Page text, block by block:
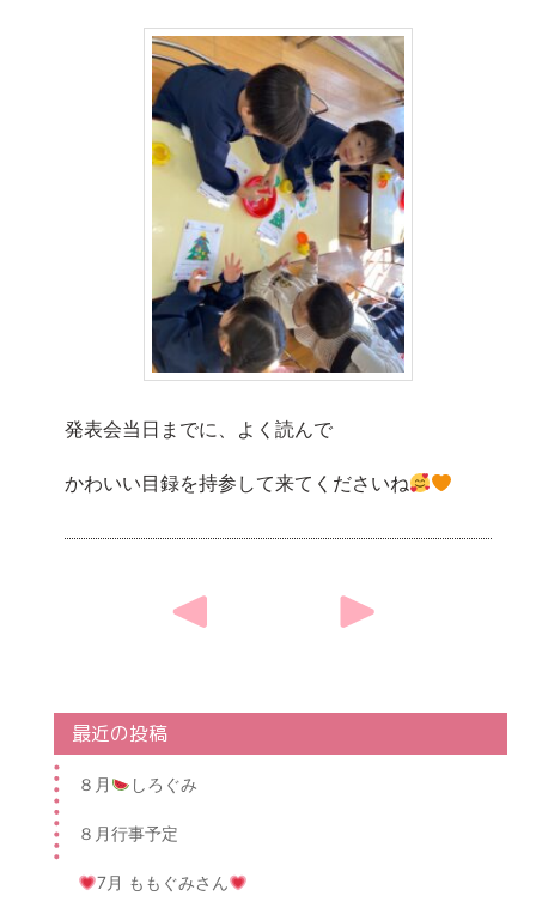
発表会当日までに、よく読んで
かわいい目録を持参して来てくださいね
navigation
最近の投稿
８月 しろぐみ
８月行事予定
7月 ももぐみさん